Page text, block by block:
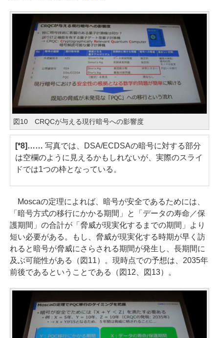
図10 CRQCが与える現行暗号への影響度
[*8]…… 写真では、DSA/ECDSAの暗号に対する部分
は空欄のように見えるかもしれないが、実際のスライ
ドでは1つの枠となっている。
Moscaの定理によれば、暗号が安全であるためには、
「暗号方式の移行にかかる期間」と「データの寿命／保
護期間」の合計が「脅威が現実化するまでの期間」より
短い必要がある。もし、脅威が現実化する時期が早く訪
れると暗号が脅威にさらされる期間が発生し、長期間に
及ぶ可能性がある（図11）。現時点での予想は、2035年
前後であるということである（図12、図13）。